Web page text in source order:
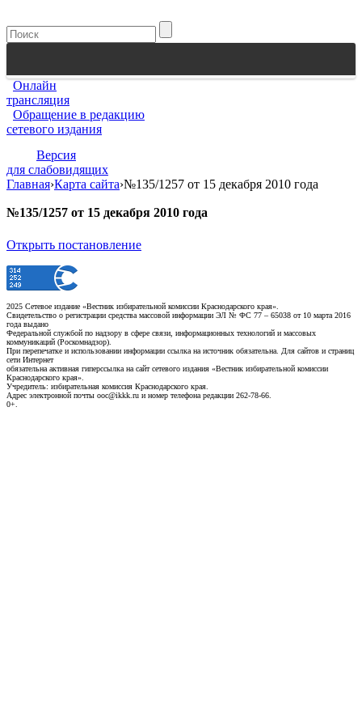
Онлайн
трансляция
Обращение в редакцию
сетевого издания
Версия
для слабовидящих
Главная›Карта сайта›№135/1257 от 15 декабря 2010 года
№135/1257 от 15 декабря 2010 года
Открыть постановление
2025 Сетевое издание «Вестник избирательной комиссии Краснодарского края».
Свидетельство о регистрации средства массовой информации ЭЛ № ФС 77 – 65038 от 10 марта 2016
года выдано
Федеральной службой по надзору в сфере связи, информационных технологий и массовых
коммуникаций (Роскомнадзор).
При перепечатке и использовании информации ссылка на источник обязательна. Для сайтов и страниц
сети Интернет
обязательна активная гиперссылка на сайт сетевого издания «Вестник избирательной комиссии
Краснодарского края».
Учредитель: избирательная комиссия Краснодарского края.
Адрес электронной почты ooc@ikkk.ru и номер телефона редакции 262-78-66.
0+.